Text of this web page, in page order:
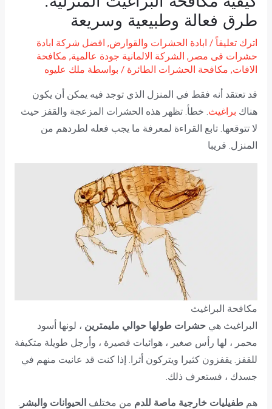
طرق فعالة وطبيعية وسريعة
اترك تعليقاً / ابادة الحشرات والقوارض, افضل شركة ابادة
حشرات فى مصر , الشركة الالمانية جودة عالمية, مكافحة
الافات, مكافحة الحشرات الطائرة / بواسطة ملك عليوه
قد تعتقد أنه فقط في المنزل الذي توجد فيه يمكن أن يكون
هناك براغيث. خطأ. تظهر هذه الحشرات المزعجة والقفز حيث
لا تتوقعها. تابع القراءة لمعرفة ما يجب فعله لطردهم من
المنزل. قريبا
مكافحة البراغيث
البراغيث هي حشرات طولها حوالي مليمترين ، لونها أسود
محمر ، لها رأس صغير ، هوائيات قصيرة ، وأرجل طويلة متكيفة
للقفز. يقفزون كثيرا ويتركون أثرا. إذا كنت قد عانيت منهم في
جسدك ، فستعرف ذلك.
هم طفيليات خارجية ماصة للدم من مختلف الحيوانات والبشر .